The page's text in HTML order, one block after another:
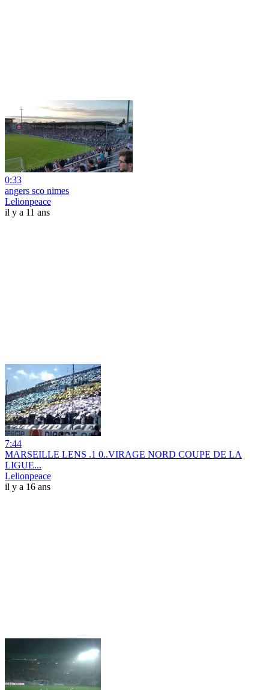
0:33
angers sco nimes
Lelionpeace
il y a 11 ans
7:44
MARSEILLE LENS .1 0..VIRAGE NORD COUPE DE LA
LIGUE...
Lelionpeace
il y a 16 ans